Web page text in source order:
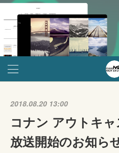
2018.08.20 13:00
コナン アウトキ
放送開始のお知ら